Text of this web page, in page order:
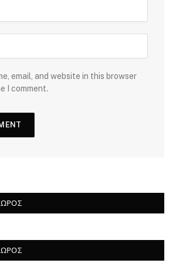
email, and website in this browser
I comment.